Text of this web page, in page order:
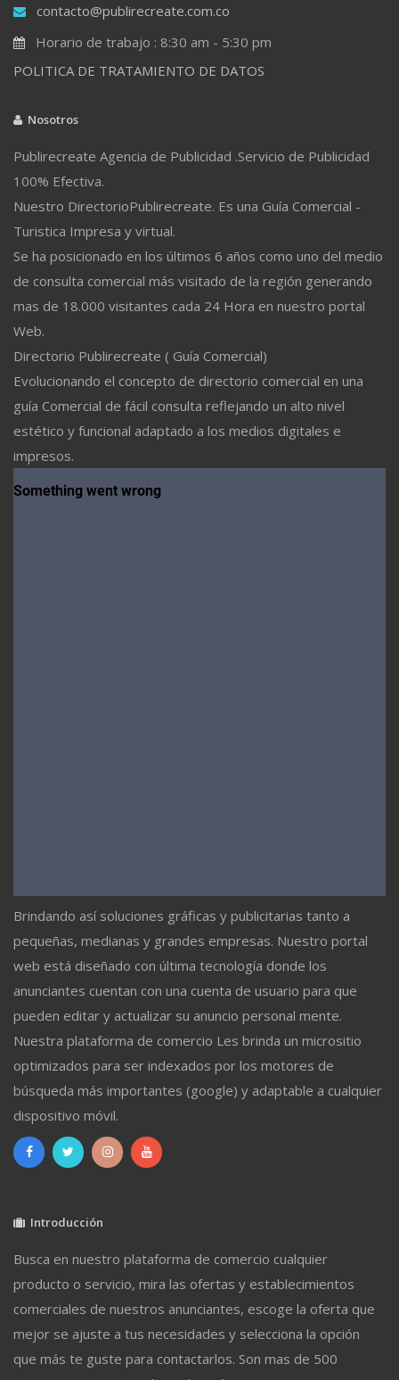
contacto@publirecreate.com.co
Horario de trabajo : 8:30 am - 5:30 pm
POLITICA DE TRATAMIENTO DE DATOS
Nosotros
Publirecreate Agencia de Publicidad .Servicio de Publicidad
100% Efectiva.
Nuestro DirectorioPublirecreate. Es una Guía Comercial -
Turistica Impresa y virtual.
Se ha posicionado en los últimos 6 años como uno del medio
de consulta comercial más visitado de la región generando
mas de 18.000 visitantes cada 24 Hora en nuestro portal
Web.
Directorio Publirecreate ( Guía Comercial)
Evolucionando el concepto de directorio comercial en una
guía Comercial de fácil consulta reflejando un alto nivel
estético y funcional adaptado a los medios digitales e
impresos.
Brindando así soluciones gráficas y publicitarias tanto a
pequeñas, medianas y grandes empresas. Nuestro portal
web está diseñado con última tecnología donde los
anunciantes cuentan con una cuenta de usuario para que
pueden editar y actualizar su anuncio personal mente.
Nuestra plataforma de comercio Les brinda un micrositio
optimizados para ser indexados por los motores de
búsqueda más importantes (google) y adaptable a cualquier
dispositivo móvil.
Introducción
Busca en nuestro plataforma de comercio cualquier
producto o servicio, mira las ofertas y establecimientos
comerciales de nuestros anunciantes, escoge la oferta que
mejor se ajuste a tus necesidades y selecciona la opción
que más te guste para contactarlos. Son mas de 500